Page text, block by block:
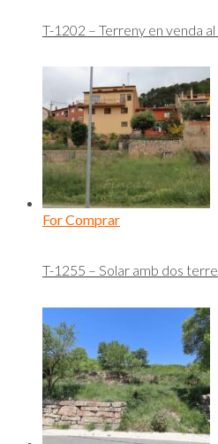
T-1202 – Terreny en venda
For Comprar
T-1255 – Solar amb dos